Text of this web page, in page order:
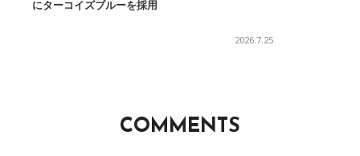
にターコイズブルーを採用
2026.7.25
COMMENTS